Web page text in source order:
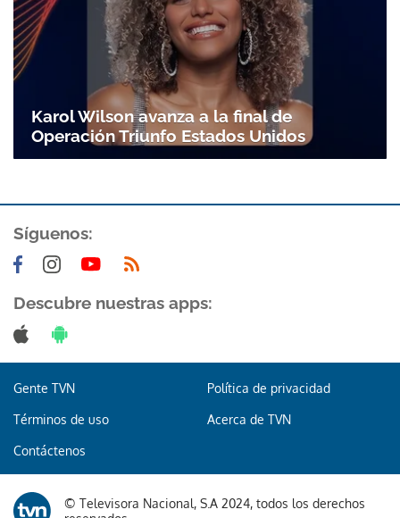
Karol Wilson avanza a la final de
Operación Triunfo Estados Unidos
Síguenos:
Descubre nuestras apps:
Gente TVN Política de privacidad
Términos de uso Acerca de TVN
Contáctenos
© Televisora Nacional, S.A 2024, todos los derechos